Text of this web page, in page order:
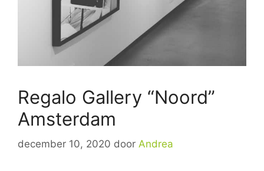
Regalo Gallery “Noord”
Amsterdam
december 10, 2020 door Andrea